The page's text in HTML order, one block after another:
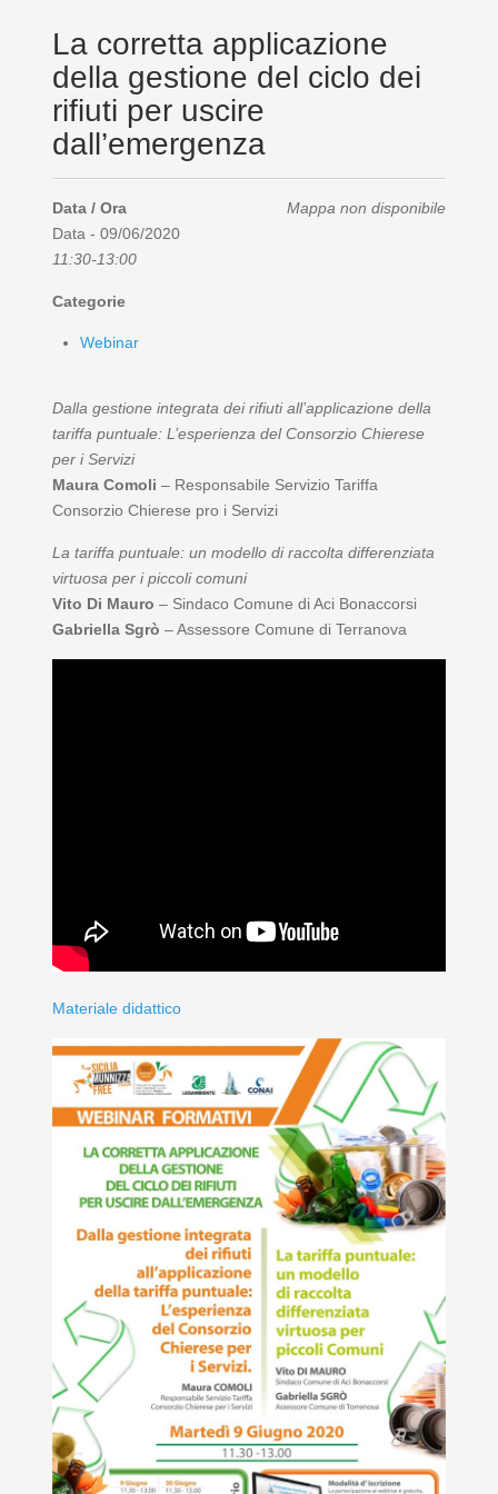
La corretta applicazione
della gestione del ciclo dei
rifiuti per uscire
dall’emergenza
Mappa non disponibile
Data / Ora
Data - 09/06/2020
11:30-13:00
Categorie
Webinar
Dalla gestione integrata dei rifiuti all’applicazione della
tariffa puntuale: L’esperienza del Consorzio Chierese
per i Servizi
Maura Comoli – Responsabile Servizio Tariffa
Consorzio Chierese pro i Servizi
La tariffa puntuale: un modello di raccolta differenziata
virtuosa per i piccoli comuni
Vito Di Mauro – Sindaco Comune di Aci Bonaccorsi
Gabriella Sgrò – Assessore Comune di Terranova
Materiale didattico